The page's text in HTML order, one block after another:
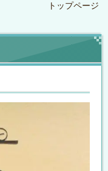
トップページ